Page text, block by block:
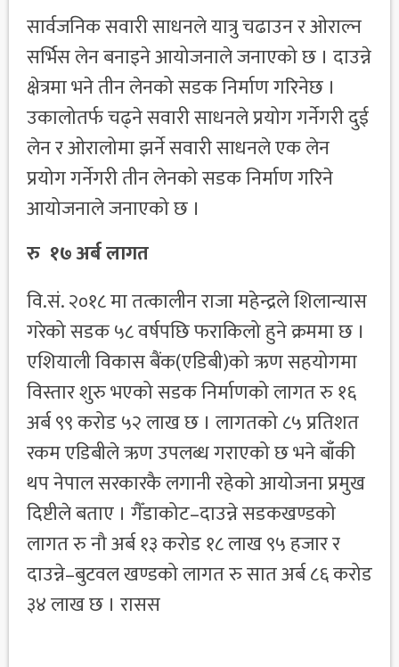
सार्वजनिक सवारी साधनले यात्रु चढाउन र ओराल्न
सर्भिस लेन बनाइने आयोजनाले जनाएको छ । दाउन्ने
क्षेत्रमा भने तीन लेनको सडक निर्माण गरिनेछ ।
उकालोतर्फ चढ्ने सवारी साधनले प्रयोग गर्नेगरी दुई
लेन र ओरालोमा झर्ने सवारी साधनले एक लेन
प्रयोग गर्नेगरी तीन लेनको सडक निर्माण गरिने
आयोजनाले जनाएको छ ।
रु १७ अर्ब लागत
वि.सं. २०१८ मा तत्कालीन राजा महेन्द्रले शिलान्यास
गरेको सडक ५८ वर्षपछि फराकिलो हुने क्रममा छ ।
एशियाली विकास बैंक(एडिबी)को ऋण सहयोगमा
विस्तार शुरु भएको सडक निर्माणको लागत रु १६
अर्ब ९९ करोड ५२ लाख छ । लागतको ८५ प्रतिशत
रकम एडिबीले ऋण उपलब्ध गराएको छ भने बाँकी
थप नेपाल सरकारकै लगानी रहेको आयोजना प्रमुख
दिष्टीले बताए । गैँडाकोट–दाउन्ने सडकखण्डको
लागत रु नौ अर्ब १३ करोड १८ लाख ९५ हजार र
दाउन्ने–बुटवल खण्डको लागत रु सात अर्ब ८६ करोड
३४ लाख छ । रासस